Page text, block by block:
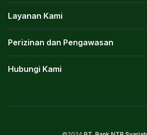
Layanan Kami
Perizinan dan Pengawasan
Hubungi Kami